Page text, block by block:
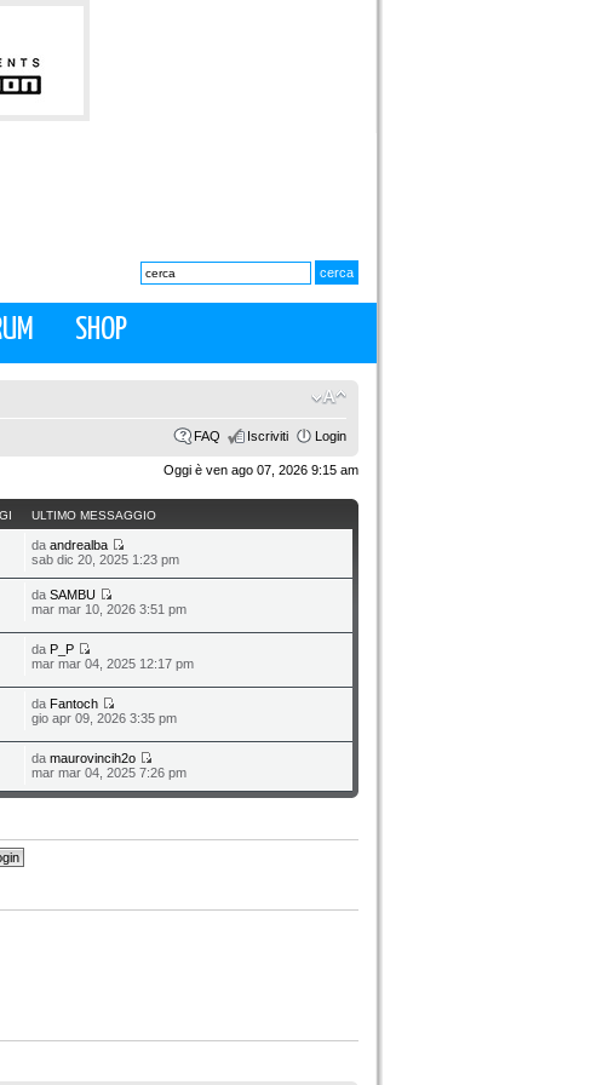
SHOP
FAQ Iscriviti Login
Oggi è ven ago 07, 2026 9:15 am
ULTIMO MESSAGGIO
da andrealba
sab dic 20, 2025 1:23 pm
da SAMBU
mar mar 10, 2026 3:51 pm
da P_P
mar mar 04, 2025 12:17 pm
da Fantoch
gio apr 09, 2026 3:35 pm
da maurovincih2o
mar mar 04, 2025 7:26 pm